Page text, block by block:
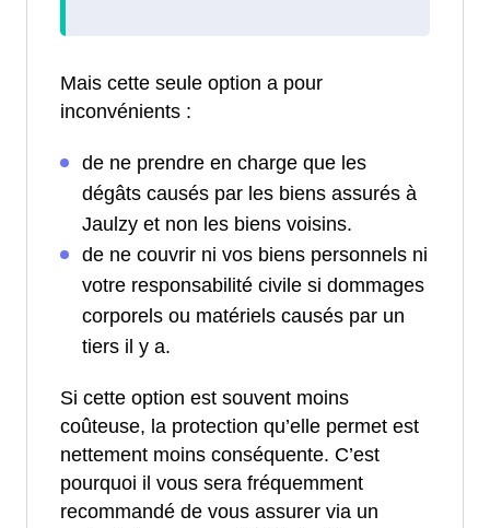
Mais cette seule option a pour
inconvénients :
de ne prendre en charge que les
dégâts causés par les biens assurés à
Jaulzy et non les biens voisins.
de ne couvrir ni vos biens personnels ni
votre responsabilité civile si dommages
corporels ou matériels causés par un
tiers il y a.
Si cette option est souvent moins
coûteuse, la protection qu’elle permet est
nettement moins conséquente. C’est
pourquoi il vous sera fréquemment
recommandé de vous assurer via un